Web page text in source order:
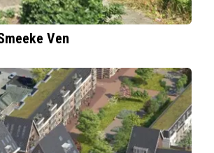
Ven